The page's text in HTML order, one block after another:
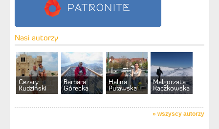
Nasi autorzy
Cezary
Rudziński
Barbara
Górecka
Halina
Puławska
Małgorzata
Raczkowska
» wszyscy autorzy